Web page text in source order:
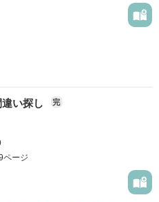
掲載
ら、
けを刻みたい。)
違い探し 完
ページ